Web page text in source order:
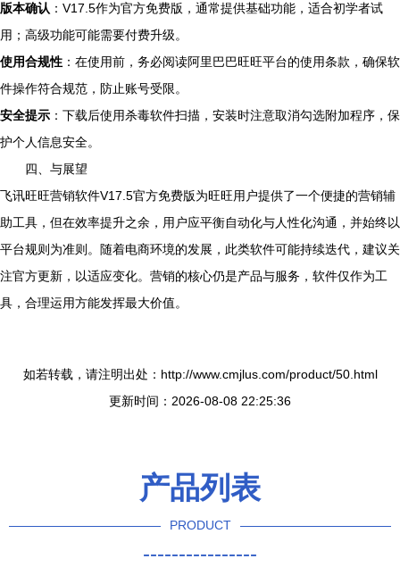
版本确认 ：V17.5作为官方免费版，通常提供基础功能，适合初学者试
用；高级功能可能需要付费升级。
使用合规性 ：在使用前，务必阅读阿里巴巴旺旺平台的使用条款，确保软
件操作符合规范，防止账号受限。
安全提示 ：下载后使用杀毒软件扫描，安装时注意取消勾选附加程序，保
护个人信息安全。
四、与展望
飞讯旺旺营销软件V17.5官方免费版为旺旺用户提供了一个便捷的营销辅
助工具，但在效率提升之余，用户应平衡自动化与人性化沟通，并始终以
平台规则为准则。随着电商环境的发展，此类软件可能持续迭代，建议关
注官方更新，以适应变化。营销的核心仍是产品与服务，软件仅作为工
具，合理运用方能发挥最大价值。
如若转载，请注明出处：http://www.cmjlus.com/product/50.html
更新时间：2026-08-08 22:25:36
产品列表
PRODUCT
----------------